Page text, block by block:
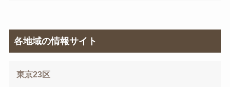
各地域の情報サイト
東京23区